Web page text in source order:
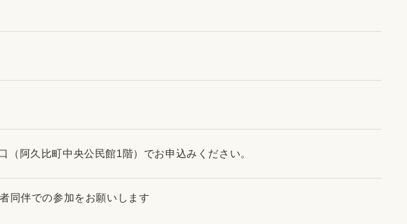
（阿久比町中央公民館1階）でお申込みください。
同伴での参加をお願いします